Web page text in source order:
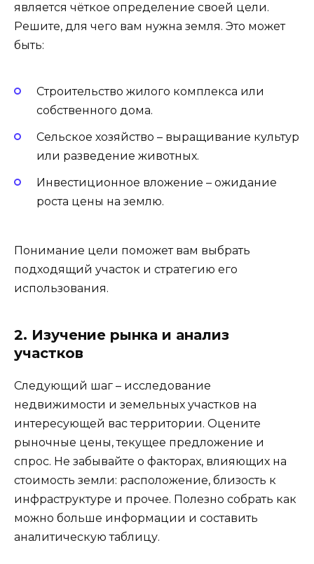
является чёткое определение своей цели.
Решите, для чего вам нужна земля. Это может
быть:
Строительство жилого комплекса или
собственного дома.
Сельское хозяйство – выращивание культур
или разведение животных.
Инвестиционное вложение – ожидание
роста цены на землю.
Понимание цели поможет вам выбрать
подходящий участок и стратегию его
использования.
2. Изучение рынка и анализ
участков
Следующий шаг – исследование
недвижимости и земельных участков на
интересующей вас территории. Оцените
рыночные цены, текущее предложение и
спрос. Не забывайте о факторах, влияющих на
стоимость земли: расположение, близость к
инфраструктуре и прочее. Полезно собрать как
можно больше информации и составить
аналитическую таблицу.